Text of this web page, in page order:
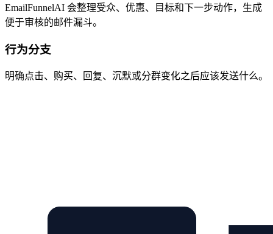
EmailFunnelAI 会整理受众、优惠、目标和下一步动作，生成
便于审核的邮件漏斗。
行为分支
明确点击、购买、回复、沉默或分群变化之后应该发送什么。